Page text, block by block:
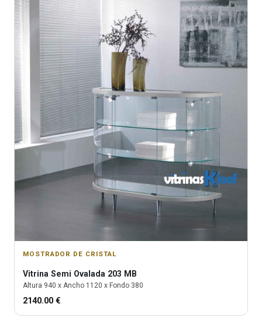
MOSTRADOR DE CRISTAL
Vitrina Semi Ovalada 203 MB
Altura 940 x Ancho 1120 x Fondo 380
2140.00 €